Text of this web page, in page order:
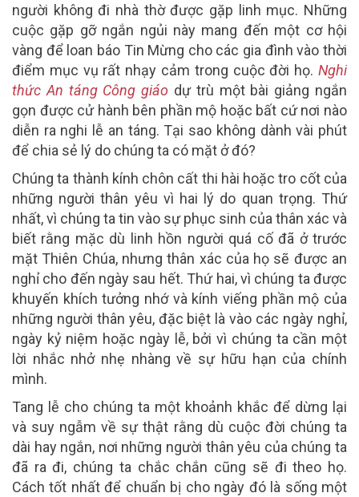
người không đi nhà thờ được gặp linh mục. Những
cuộc gặp gỡ ngắn ngủi này mang đến một cơ hội
vàng để loan báo Tin Mừng cho các gia đình vào thời
điểm mục vụ rất nhạy cảm trong cuộc đời họ. Nghi
thức An táng Công giáo dự trù một bài giảng ngắn
gọn được cử hành bên phần mộ hoặc bất cứ nơi nào
diễn ra nghi lễ an táng. Tại sao không dành vài phút
để chia sẻ lý do chúng ta có mặt ở đó?
Chúng ta thành kính chôn cất thi hài hoặc tro cốt của
những người thân yêu vì hai lý do quan trọng. Thứ
nhất, vì chúng ta tin vào sự phục sinh của thân xác và
biết rằng mặc dù linh hồn người quá cố đã ở trước
mặt Thiên Chúa, nhưng thân xác của họ sẽ được an
nghỉ cho đến ngày sau hết. Thứ hai, vì chúng ta được
khuyến khích tưởng nhớ và kính viếng phần mộ của
những người thân yêu, đặc biệt là vào các ngày nghỉ,
ngày kỷ niệm hoặc ngày lễ, bởi vì chúng ta cần một
lời nhắc nhở nhẹ nhàng về sự hữu hạn của chính
mình.
Tang lễ cho chúng ta một khoảnh khắc để dừng lại
và suy ngẫm về sự thật rằng dù cuộc đời chúng ta
dài hay ngắn, nơi những người thân yêu của chúng ta
đã ra đi, chúng ta chắc chắn cũng sẽ đi theo họ.
Cách tốt nhất để chuẩn bị cho ngày đó là sống một